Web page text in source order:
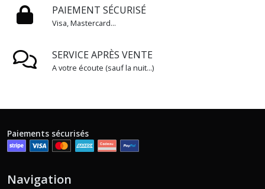
PAIEMENT SÉCURISÉ
Visa, Mastercard...
SERVICE APRÈS VENTE
A votre écoute (sauf la nuit...)
Paiements sécurisés
Navigation